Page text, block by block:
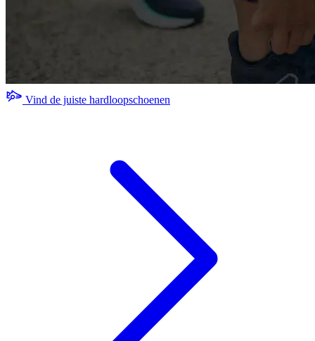
Vind de juiste hardloopschoenen